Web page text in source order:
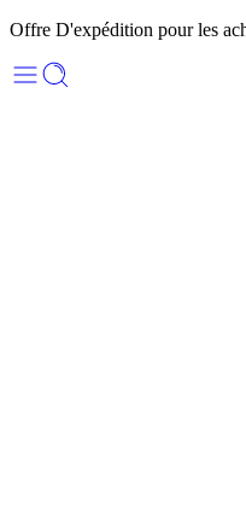
Offre D'expédition pour les